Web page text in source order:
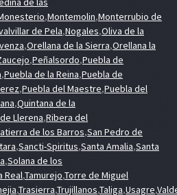
,Montemolin,Monterrubio de
de Pela,Nogales,Oliva de la
,Orellana de la Sierra,Orellana la
,Peñalsordo,Puebla de
,Puebla de la Reina,Puebla de
,Puebla del Maestre,Puebla del
,Quintana de la
Llerena,Ribera del
de los Barros,San Pedro de
,Sancti-Spiritus,Santa Amalia,Santa
,Solana de los
Real,Tamurejo,Torre de Miguel
,Trasierra,Trujillanos,Taliga,Usagre,